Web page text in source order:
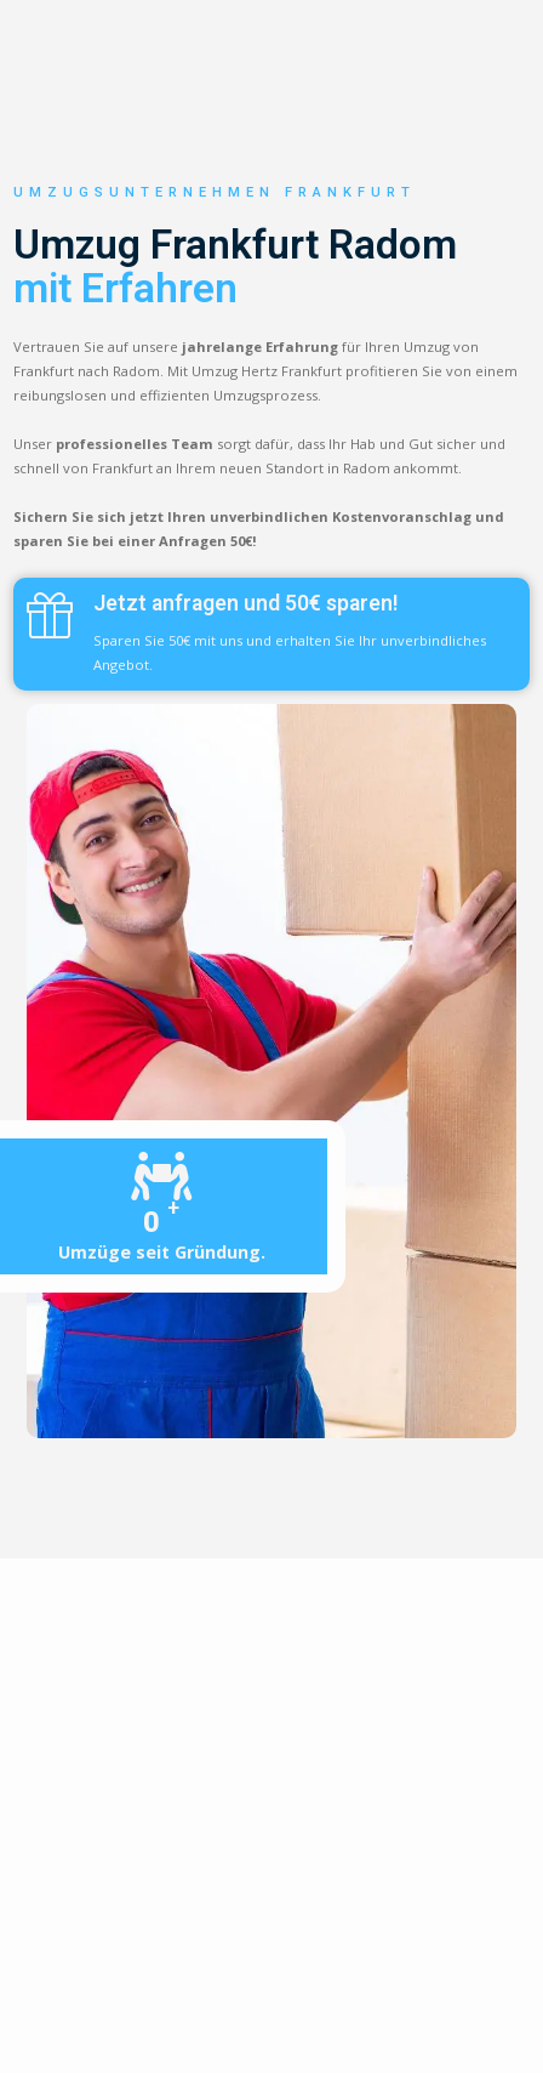
0 +
Umzüge seit Gründung.
UMZUGSUNTERNEHMEN FRANKFURT
Umzug Frankfurt Radom
mit Erfahren
Vertrauen Sie auf unsere jahrelange Erfahrung für Ihren Umzug von
Frankfurt nach Radom. Mit Umzug Hertz Frankfurt profitieren Sie von einem
reibungslosen und effizienten Umzugsprozess.
Unser professionelles Team sorgt dafür, dass Ihr Hab und Gut sicher und
schnell von Frankfurt an Ihrem neuen Standort in Radom ankommt.
Sichern Sie sich jetzt Ihren unverbindlichen Kostenvoranschlag und
sparen Sie bei einer Anfragen 50€!
Jetzt anfragen und 50€ sparen!
Sparen Sie 50€ mit uns und erhalten Sie Ihr unverbindliches
Angebot.